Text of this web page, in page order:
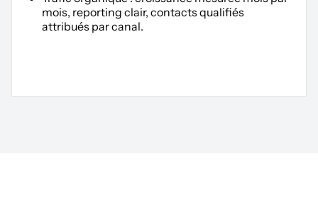
mois, reporting clair, contacts qualifiés
attribués par canal.